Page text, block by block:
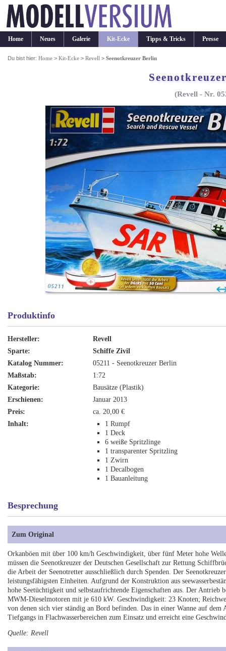
Home Neues Galerie Kit-Ecke Tipps & Tricks Presse
Du bist hier:Home >Kit-Ecke >Revell >Seenotkreuzer Berlin
(Revell - Nr.
Produktinfo
Hersteller:
Revell
Sparte:
Schiffe Zivil
Katalog Nummer:
05211 - Seenotkreuzer Berlin
Maßstab:
1:72
Kategorie:
Bausätze (Plastik)
Erschienen:
Januar 2013
Preis:
ca. 20,00 €
Inhalt:
1 Rumpf
1 Deck
6 weiße Spritzlinge
1 transparenter Spritzling
1 Zwirn
1 Decalbogen
1 Bauanleitung
Besprechung
Zum Original
Orkanböen mit über 100 km/h Geschwindigkeit, über fünf Meter hohe
müssen die Seenotkreuzer der Deutschen Gesellschaft zur Rettung
die Arbeit der Seenotretter ausschließlich durch Spenden. Der
leistungsfähigsten Einheiten. Aufgrund der Konstruktion aus
hohe Seetüchtigkeit und selbstaufrichtende Eigenschaften aus. Der
MWM-Dieselmotoren mit je 610 kW. Geschwindigkeit: 23 Knoten;
von denen sich vier ständig an Bord befinden. Das in einer Wanne auf
Tiefgangs in Flachwasserbereichen zum Einsatz und erreicht eine
Quelle: Revell